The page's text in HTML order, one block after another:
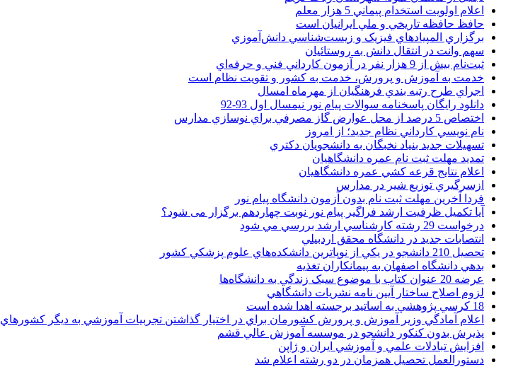
اعلام اولويت استخدام پيماني 5 هزار معلم
حافظ حافظه تاريخي و ملي ايرانيان است
برگزاري المپيادهاي فيزيک و زيست‌شناسي دانش‌آموزي
سهم وانت در انتقال دانش به روستائيان
ثبت‌نام بيش از 9 هزار نفر در آزمون کارداني فني و حرفه‌اي
خدمت به آموزش و پرورش، خدمت به کشور و تقويت نظام است
اجراي طرح رتبه بندي فرهنگيان از مهرماه امسال
دانلود رایگان پاسخنامه سوالات پیام نور نیمسال اول 93-92
اختصاص 5 درصد از محل عوارض گاز مصرفي براي نوسازي مدارس
نام نويسي کارداني نظام جديد؛ از امروز
تسهيلات جديد بنياد نخبگان به دانشجويان دکتري
تمديد مهلت ثبت نام عمره دانشگاهيان
اعلام نتايج قرعه کشي عمره دانشگاهيان
ازسرگيري توزيع شير در مدارس
فردا آخرین مهلت ثبت نام بدون آزمون دانشگاه پیام نور
آیا تکمیل ظرفیت ارشد فراگیر پیام نور نوبت چهاردهم برگزار می شود؟
درخواست 29 رشته کارشناسي ارشد بررسي مي شود
انتصابات جديد در دانشگاه محقق اردبيلي
تحصيل 210 دانشجو در يکي از نوپاترين دانشکده‌هاي علوم پزشکي کشور
بدهي دانشگاه اصفهان به پيمانکاران تغذيه
عرضه 20 عنوان کتاب با موضوع سبک زندگي به دانشگاه‌ها
لزوم اصلاح ساختار آيين نامه نشريات دانشگاهي
18 کرسي پژوهشي به اساتيد برجسته اهدا شده است
اعلام آمادگي وزير آموزش و پرورش کشورمان براي در اختيار گذاشتن تجربيات آموزشي به ديگر کشورهاي
پذيرش بدون کنکور دانشجو در موسسه آموزش عالي قشم
افزايش تبادلات علمي و آموزشي ايران و ژاپن
دستورالعمل تحصیل همزمان در دو رشته اعلام شد